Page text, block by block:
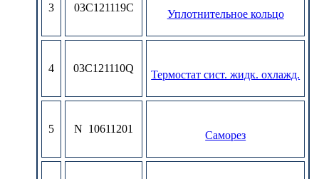
3 03C121119C
Уплотнительное кольцо
4 03C121110Q
Термостат сист. жидк. охлажд.
5 N 10611201
Cаморез